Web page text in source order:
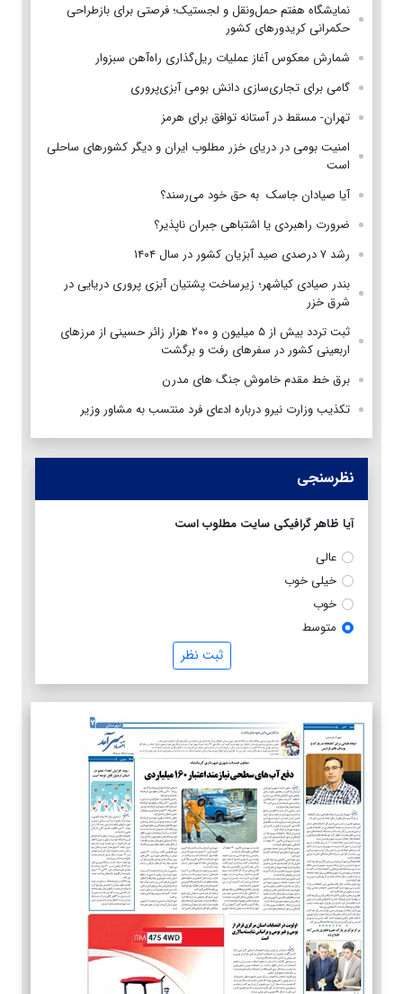
نمایشگاه هفتم حمل‌ونقل و لجستیک؛ فرصتی برای بازطراحی
حکمرانی کریدورهای کشور
شمارش معکوس آغاز عملیات ریل‌گذاری راه‌آهن سبزوار
گامی برای تجاری‌سازی دانش بومی آبزی‌پروری
تهران- مسقط در آستانه توافق برای هرمز
امنیت بومی در دریای خزر مطلوب ایران و دیگر کشورهای ساحلی
است
آیا صیادان جاسک به حق خود می‌رسند؟
ضرورت راهبردی یا اشتباهی جبران ناپذیر؟
رشد ۷ درصدی صید آبزیان کشور در سال ۱۴۰۴
بندر صیادی کیاشهر؛ زیرساخت پشتیان آبزی پروری دریایی در
شرق خزر
ثبت تردد بیش از ۵ میلیون و ۲۰۰ هزار زائر حسینی از مرزهای
اربعینی کشور در سفرهای رفت و برگشت
برق خط مقدم خاموش جنگ های مدرن
تکذیب وزارت نیرو درباره ادعای فرد منتسب به مشاور وزیر
نظرسنجی
آیا ظاهر گرافیکی سایت مطلوب است
عالی
خیلی خوب
خوب
متوسط
ثبت نظر